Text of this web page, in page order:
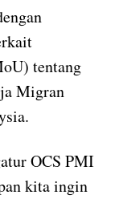
tentang
Migran
OCS PMI
kita ingin